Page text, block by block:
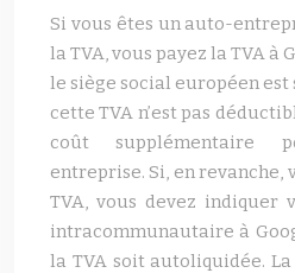
Si vous êtes un auto-
la TVA, vous payez la TVA à
le siège social européen
cette TVA n’est pas
coût supplémentaire
entreprise. Si, en revanche,
TVA, vous devez indiquer
intracommunautaire à
la TVA soit autoliquidée.